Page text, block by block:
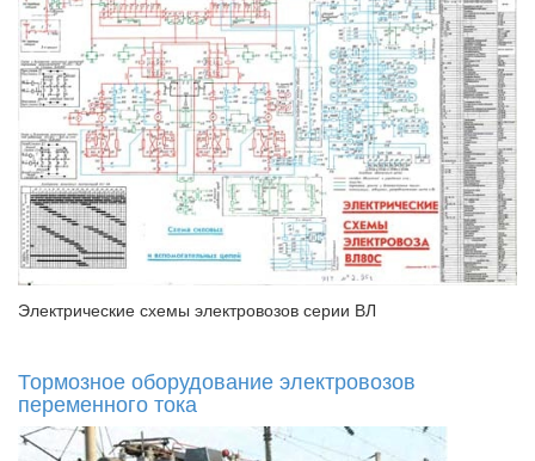
Электрические схемы электровозов серии ВЛ
Тормозное оборудование электровозов
переменного тока